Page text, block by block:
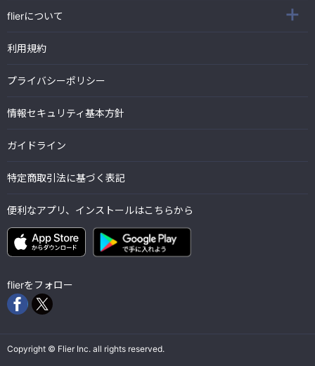
flierについて
利用規約
プライバシーポリシー
情報セキュリティ基本方針
ガイドライン
特定商取引法に基づく表記
便利なアプリ、インストールはこちらから
flierをフォロー
Copyright © Flier Inc. all rights reserved.